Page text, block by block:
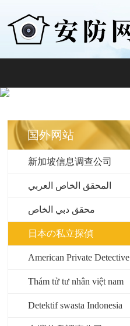
国外网站
新加坡信息调查公司
المحقق الخاص العربي
محقق دبي الخاص
日本の私立探偵
American Private Detective
Thám tử tư nhân việt nam
Detektif swasta Indonesia